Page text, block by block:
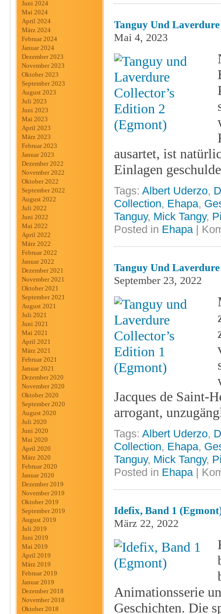
Juni 2024
Mai 2024
April 2024
März 2024
Februar 2024
Januar 2024
Dezember 2023
November 2023
Oktober 2023
September 2023
August 2023
Juli 2023
Juni 2023
Mai 2023
April 2023
März 2023
Februar 2023
Januar 2023
Dezember 2022
November 2022
Oktober 2022
September 2022
August 2022
Juli 2022
Juni 2022
Mai 2022
April 2022
März 2022
Februar 2022
Januar 2022
Dezember 2021
November 2021
Oktober 2021
September 2021
August 2021
Juli 2021
Juni 2021
Mai 2021
April 2021
März 2021
Februar 2021
Januar 2021
Dezember 2020
November 2020
Oktober 2020
September 2020
August 2020
Juli 2020
Juni 2020
Mai 2020
April 2020
März 2020
Februar 2020
Januar 2020
Dezember 2019
November 2019
Oktober 2019
September 2019
August 2019
Juli 2019
Juni 2019
Mai 2019
April 2019
März 2019
Februar 2019
Januar 2019
Dezember 2018
November 2018
Oktober 2018
Tanguy Und
Mai 4, 2023
ausartet, ist
Einlagen
Tags: Albert Uderzo,
Collection, Ehapa,
Tanguy, Mick Tangy,
Posted in Ehapa |
Tanguy Und
September 23, 2022
Jacques de Saint-
arrogant,
Tags: Albert Uderzo,
Collection, Ehapa,
Tanguy, Mick Tangy,
Posted in Ehapa |
Idefix, Band 1
März 22, 2022
Animationsserie
Geschichten. Die